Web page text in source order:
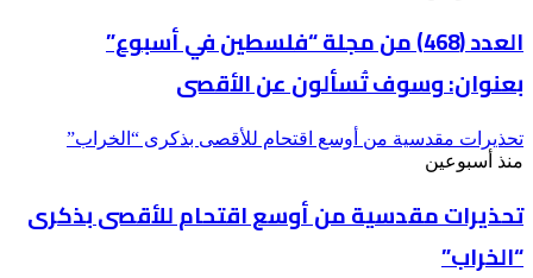
العدد (468) من مجلة “فلسطين في أسبوع”
بعنوان: وسوف تُسألون عن الأقصى
تحذيرات مقدسية من أوسع اقتحام للأقصى بذكرى “الخراب”
منذ أسبوعين
تحذيرات مقدسية من أوسع اقتحام للأقصى بذكرى
“الخراب”